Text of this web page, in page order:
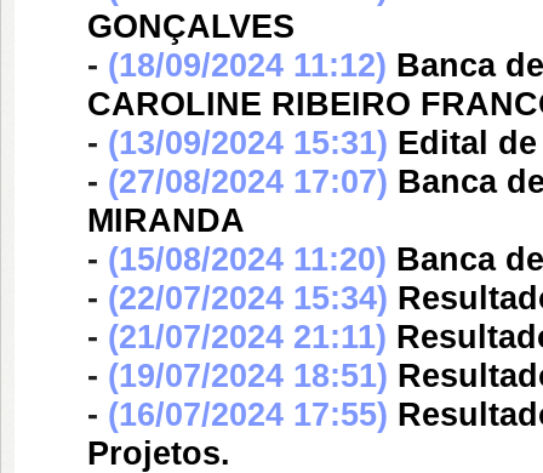
GONÇALVES
- (18/09/2024 11:12) Banca
CAROLINE RIBEIRO
- (13/09/2024 15:31) Edital
- (27/08/2024 17:07) Banca
MIRANDA
- (15/08/2024 11:20) Banca
- (22/07/2024 15:34)
- (21/07/2024 21:11)
- (19/07/2024 18:51)
- (16/07/2024 17:55)
Projetos.